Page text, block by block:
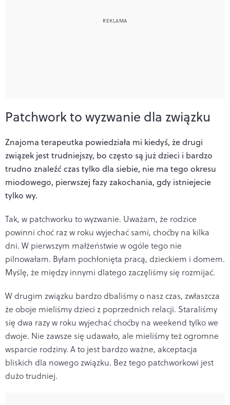
Patchwork to wyzwanie dla związku
Znajoma terapeutka powiedziała mi kiedyś, że drugi
związek jest trudniejszy, bo często są już dzieci i bardzo
trudno znaleźć czas tylko dla siebie, nie ma tego okresu
miodowego, pierwszej fazy zakochania, gdy istniejecie
tylko wy.
Tak, w patchworku to wyzwanie. Uważam, że rodzice
powinni choć raz w roku wyjechać sami, choćby na kilka
dni. W pierwszym małżeństwie w ogóle tego nie
pilnowałam. Byłam pochłonięta pracą, dzieckiem i domem.
Myślę, że między innymi dlatego zaczęliśmy się rozmijać.
W drugim związku bardzo dbaliśmy o nasz czas, zwłaszcza
że oboje mieliśmy dzieci z poprzednich relacji. Staraliśmy
się dwa razy w roku wyjechać choćby na weekend tylko we
dwoje. Nie zawsze się udawało, ale mieliśmy też ogromne
wsparcie rodziny. A to jest bardzo ważne, akceptacja
bliskich dla nowego związku. Bez tego patchworkowi jest
dużo trudniej.